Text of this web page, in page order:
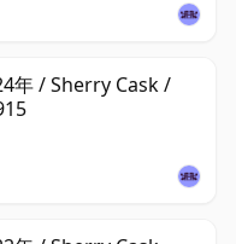
年 / Sherry Cask /